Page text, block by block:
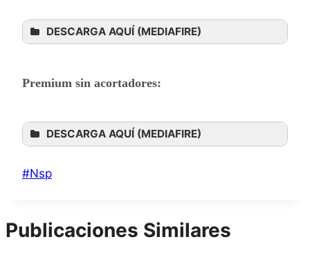
DESCARGA AQUÍ (MEDIAFIRE)
Premium sin acortadores:
DESCARGA AQUÍ (MEDIAFIRE)
Etiquetas
entrada:
#Nsp
Publicaciones Similares